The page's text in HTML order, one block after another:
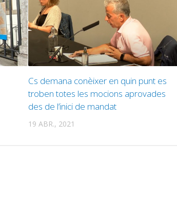
Cs demana conèixer en quin punt es
troben totes les mocions aprovades
des de l’inici de mandat
19 ABR., 2021